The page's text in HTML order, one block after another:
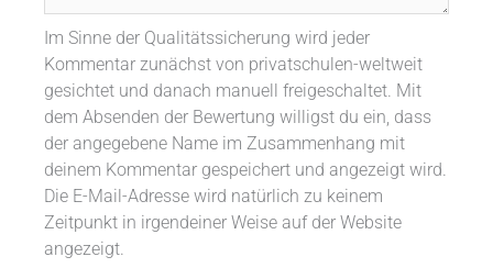
Im Sinne der Qualitätssicherung wird jeder
Kommentar zunächst von privatschulen-weltweit
gesichtet und danach manuell freigeschaltet. Mit
dem Absenden der Bewertung willigst du ein, dass
der angegebene Name im Zusammenhang mit
deinem Kommentar gespeichert und angezeigt wird.
Die E-Mail-Adresse wird natürlich zu keinem
Zeitpunkt in irgendeiner Weise auf der Website
angezeigt.